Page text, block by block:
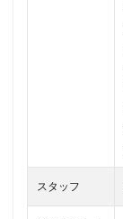
スタッフ